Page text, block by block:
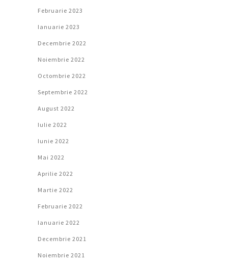
Februarie 2023
Ianuarie 2023
Decembrie 2022
Noiembrie 2022
Octombrie 2022
Septembrie 2022
August 2022
Iulie 2022
Iunie 2022
Mai 2022
Aprilie 2022
Martie 2022
Februarie 2022
Ianuarie 2022
Decembrie 2021
Noiembrie 2021